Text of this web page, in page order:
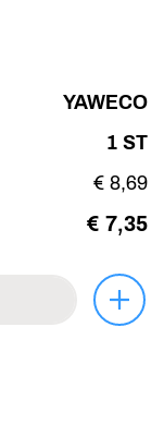
YAWECO
1 ST
€ 8,69
€ 7,35